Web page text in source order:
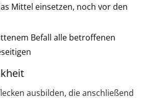
Mittel einsetzen, noch vor den
Befall alle betroffenen
ausbilden, die anschließend